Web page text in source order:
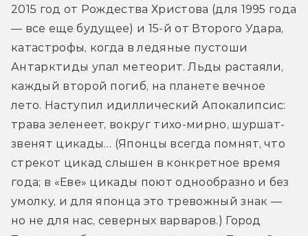
2015 год от Рождества Христова (для 1995 года
— все еще будущее) и 15-й от Второго Удара,
катастрофы, когда в ледяные пустоши
Антарктиды упал метеорит. Льды растаяли,
каждый второй погиб, на планете вечное
лето. Наступил идиллический Апокалипсис:
трава зеленеет, вокруг тихо-мирно, шуршат-
звенят цикады… (Японцы всегда помнят, что
стрекот цикад слышен в конкретное время
года; в «Еве» цикады поют однообразно и без
умолку, и для японца это тревожный знак —
но не для нас, северных варваров.) Город